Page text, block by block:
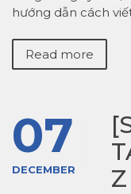
hướng dẫn cách
Read more
07
DECEMBER